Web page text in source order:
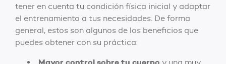
tener en cuenta tu condición física inicial y adaptar
el entrenamiento a tus necesidades. De forma
general, estos son algunos de los beneficios que
puedes obtener con su práctica: